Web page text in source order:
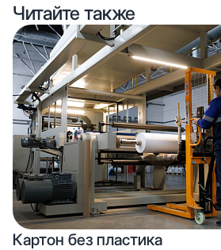
Читайте также
Картон без пластика